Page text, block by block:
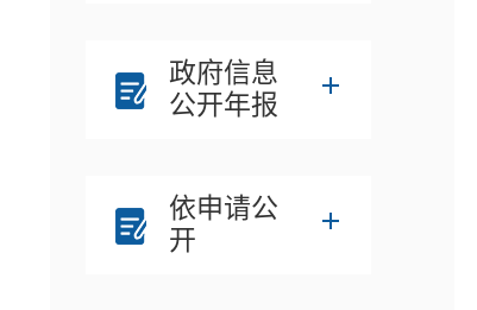
政府信息
公开年报
依申请公
开